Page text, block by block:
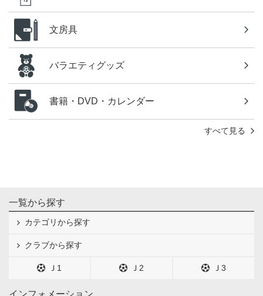
文房具
バラエティグッズ
書籍・DVD・カレンダー
すべて見る
一覧から探す
カテゴリから探す
クラブから探す
Ｊ1 Ｊ2 Ｊ3